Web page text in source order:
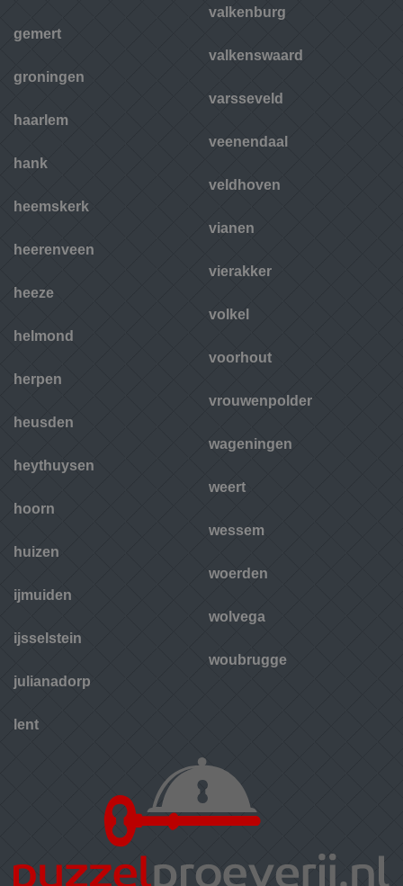
gemert
groningen
haarlem
hank
heemskerk
heerenveen
heeze
helmond
herpen
heusden
heythuysen
hoorn
huizen
ijmuiden
ijsselstein
julianadorp
lent
valkenburg
valkenswaard
varsseveld
veenendaal
veldhoven
vianen
vierakker
volkel
voorhout
vrouwenpolder
wageningen
weert
wessem
woerden
wolvega
woubrugge